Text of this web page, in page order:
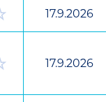
17.9.2026
17.9.2026